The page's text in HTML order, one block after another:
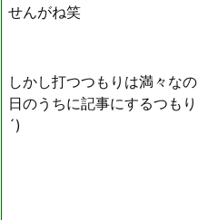
せんがね笑
しかし打つつもりは満々な
日のうちに記事にするつも
´)ゞ